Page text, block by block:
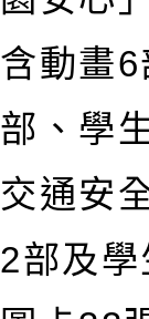
含動畫
部、學
交通安
2部及